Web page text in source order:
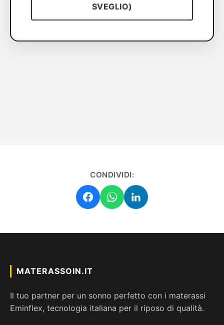
SVEGLIO)
CONDIVIDI:
MATERASSOIN.IT
Il tuo partner per un sonno perfetto con i materassi
Eminflex, tecnologia italiana per il riposo di qualità.